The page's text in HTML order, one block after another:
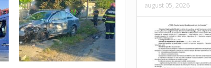
august 05, 2026